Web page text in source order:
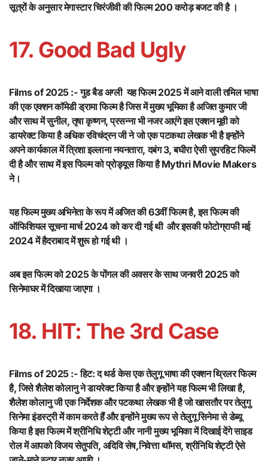
सूत्रों के अनुसार मेगास्टार चिरंजीवी की फिल्म 200 करोड़ बजट की है ।
17. Good Bad Ugly
Films of 2025 :- गुड बैड अग्ली यह फिल्म 2025 में आने वाली तमिल भाषा
की एक एक्शन कॉमेडी ड्रामा फिल्म है जिस में मुख्य भूमिका है अजित कुमार जी
और साथ में सुनील, तृषा कृष्णन, प्रसन्ना भी नजर आएंगे इस एक्शन मूवी को
डायरेक्ट किया है अधिक रविचंद्रन जी ने जो एक पटकथा लेखक भी है इन्होंने
अपने कार्यकाल में त्रिशा इल्लाना नयनतारा, दबंग 3, बघीरा ऐसी सुपरहिट फिल्में
दी है और साथ में इस फिल्म को प्रोड्यूस किया है Mythri Movie Makers
ने।
यह फिल्म मुख्य अभिनेता के रूप में अजित की 63वीं फिल्म है, इस फिल्म की
ऑफिशियल सूचना मार्च 2024 को कर दी गई थी और इसकी फोटोग्राफी मई
2024 में हैदराबाद में शुरू हो गई थी ।
अब इस फिल्म को 2025 के पोंगल की अवसर के साथ जनवरी 2025 को
सिनेमाघर में दिखाया जाएगा ।
18. HIT: The 3rd Case
Films of 2025 :- हिट: द थर्ड केस एक तेलुगू भाषा की एक्शन थ्रिलर फिल्म
है, जिसे शैलेश कोलानु ने डायरेक्ट किया है और इन्होंने यह फिल्म भी लिखा है,
शैलेश कोलानु जी एक निर्देशक और पटकथा लेखक भी है जो खासतौर पर तेलुगु
सिनेमा इंडस्ट्री में काम करते हैं और इन्होंने मुख्य रूप से तेलुगू सिनेमा से डेब्यू
किया है इस फिल्म में श्रीनिधि शेट्टी और नानी मुख्य भूमिका में दिखाई देंगे साइड
रोल में आपको विजय सेतुपति, अदिवि सेष,निवेत्ता थॉमस, श्रीनिधि शेट्टी ऐसे